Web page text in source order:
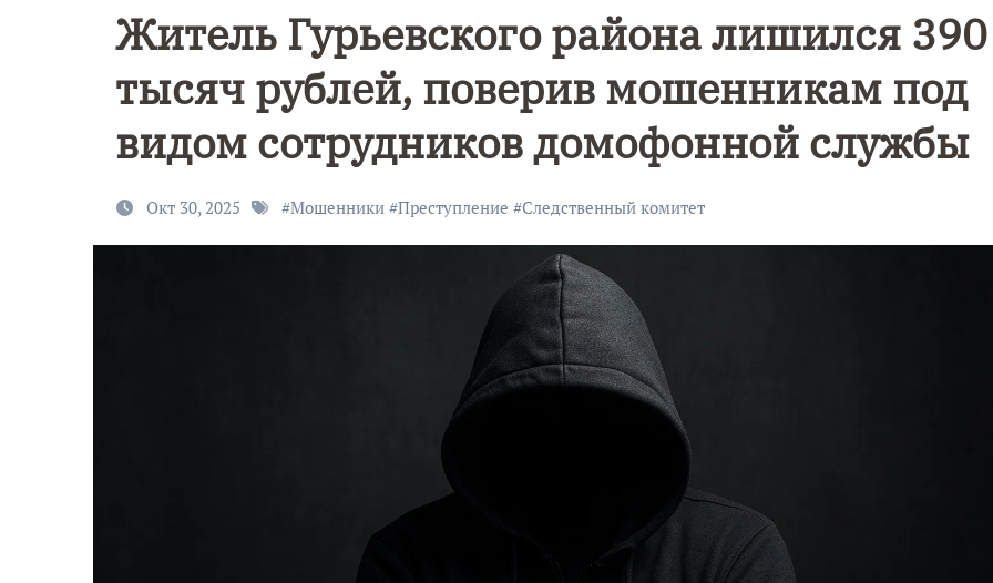
Житель Гурьевского района лишился 390
тысяч рублей, поверив мошенникам под
видом сотрудников домофонной службы
Окт 30, 2025 #Мошенники #Преступление #Следственный комитет
9 Мая — День
Победы!
ФОТО
Уникальное
северное
сияние
запечатлели
над Балтикой